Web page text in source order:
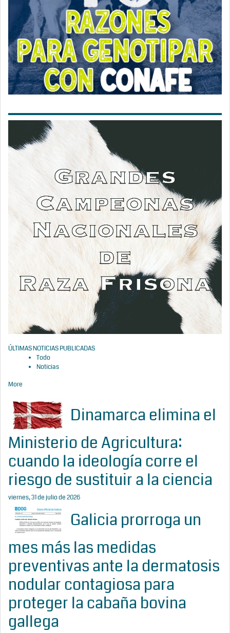
ÚLTIMAS NOTICIAS PUBLICADAS
Todo
Noticias
More
Dinamarca elimina el
Ministerio de Agricultura:
cuando la ideología corre el
riesgo de sustituir a la ciencia
viernes, 31 de julio de 2026
Galicia prorroga un
mes más las medidas
preventivas ante la dermatosis
nodular contagiosa para
proteger la cabaña bovina
gallega